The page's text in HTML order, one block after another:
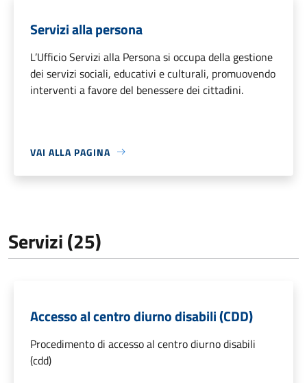
Servizi alla persona
L’Ufficio Servizi alla Persona si occupa della gestione
dei servizi sociali, educativi e culturali, promuovendo
interventi a favore del benessere dei cittadini.
VAI ALLA PAGINA
Servizi (25)
Accesso al centro diurno disabili (CDD)
Procedimento di accesso al centro diurno disabili
(cdd)